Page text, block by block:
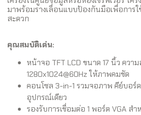
มาพร้อมรางเลื่อนแบบป้องกันมือเพื่อการ
สะดวก
คุณสมบัติเด่น:
หน้าจอ TFT LCD ขนาด 17 นิ้ว ความ
1280x1024@60Hz ให้ภาพคมชัด
คอนโซล 3-in-1 รวมจอภาพ คีย์บอร์
อุปกรณ์เดียว
รองรับการเชื่อมต่อ 1 พอร์ต VGA ส